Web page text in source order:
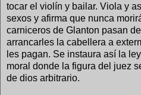
tocar el violín y bailar. Viola y
sexos y afirma que nunca
carniceros de Glanton pasan
arrancarles la cabellera a
les pagan. Se instaura así la
moral donde la figura del juez
de dios arbitrario.